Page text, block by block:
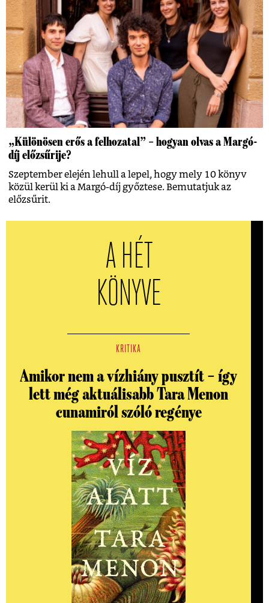
„Különösen erős a felhozatal” – hogyan olvas a Margó-
díj előzsűrije?
Szeptember elején lehull a lepel, hogy mely 10 könyv
közül kerül ki a Margó-díj győztese. Bemutatjuk az
előzsűrit.
A HÉT
KÖNYVE
KRITIKA
Amikor nem a vízhiány pusztít – így
lett még aktuálisabb Tara Menon
cunamiról szóló regénye